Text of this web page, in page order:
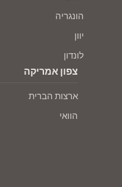
הונגריה
יוון
לונדון
צפון אמריקה
ארצות הברית
הוואי